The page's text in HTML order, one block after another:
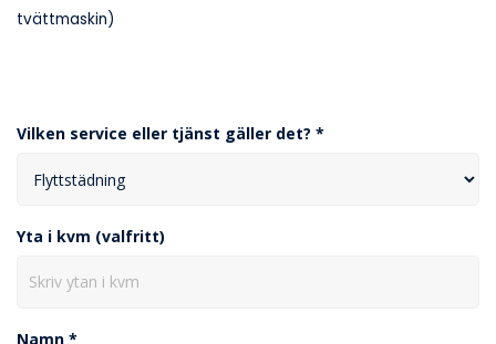
tvättmaskin)
Vilken service eller tjänst gäller det? *
Yta i kvm (valfritt)
Namn *